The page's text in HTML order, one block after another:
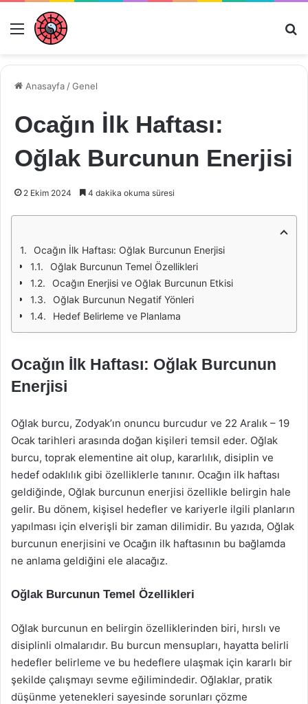
Menü
Anasayfa /Genel
Ocağın İlk Haftası:
Oğlak Burcunun Enerjisi
2 Ekim 2024 4 dakika okuma süresi
Ocağın İlk Haftası: Oğlak Burcunun Enerjisi
Oğlak Burcunun Temel Özellikleri
Ocağın Enerjisi ve Oğlak Burcunun Etkisi
Oğlak Burcunun Negatif Yönleri
Hedef Belirleme ve Planlama
Ocağın İlk Haftası: Oğlak Burcunun
Enerjisi
Oğlak burcu, Zodyak’ın onuncu burcudur ve 22 Aralık – 19
Ocak tarihleri arasında doğan kişileri temsil eder. Oğlak
burcu, toprak elementine ait olup, kararlılık, disiplin ve
hedef odaklılık gibi özelliklerle tanınır. Ocağın ilk haftası
geldiğinde, Oğlak burcunun enerjisi özellikle belirgin hale
gelir. Bu dönem, kişisel hedefler ve kariyerle ilgili planların
yapılması için elverişli bir zaman dilimidir. Bu yazıda, Oğlak
burcunun enerjisini ve Ocağın ilk haftasının bu bağlamda
ne anlama geldiğini ele alacağız.
Oğlak Burcunun Temel Özellikleri
Oğlak burcunun en belirgin özelliklerinden biri, hırslı ve
disiplinli olmalarıdır. Bu burcun mensupları, hayatta belirli
hedefler belirleme ve bu hedeflere ulaşmak için kararlı bir
şekilde çalışmayı sevme eğilimindedir. Oğlaklar, pratik
düşünme yetenekleri sayesinde sorunları çözme